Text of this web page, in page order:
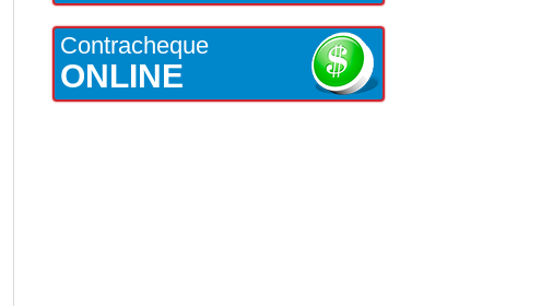
Contracheque
ONLINE